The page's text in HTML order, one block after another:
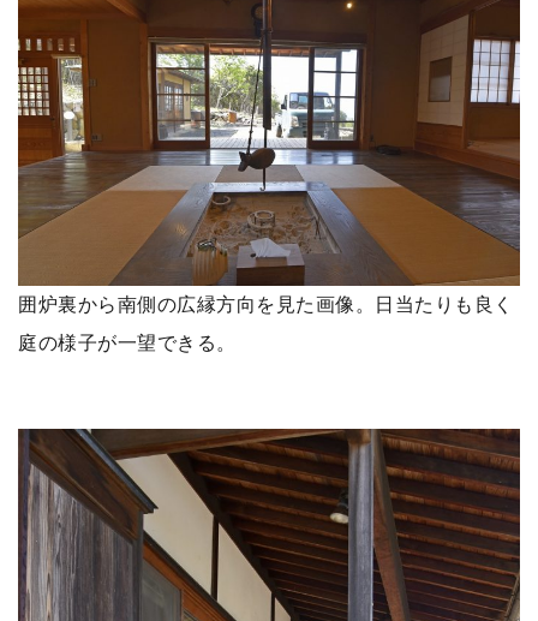
囲炉裏から南側の広縁方向を見た画像。日当たりも良く
庭の様子が一望できる。